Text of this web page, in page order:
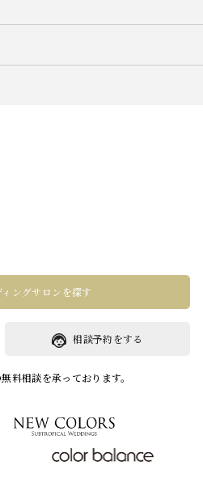
ィングサロンを探す
相談予約をする
料相談を承っております。